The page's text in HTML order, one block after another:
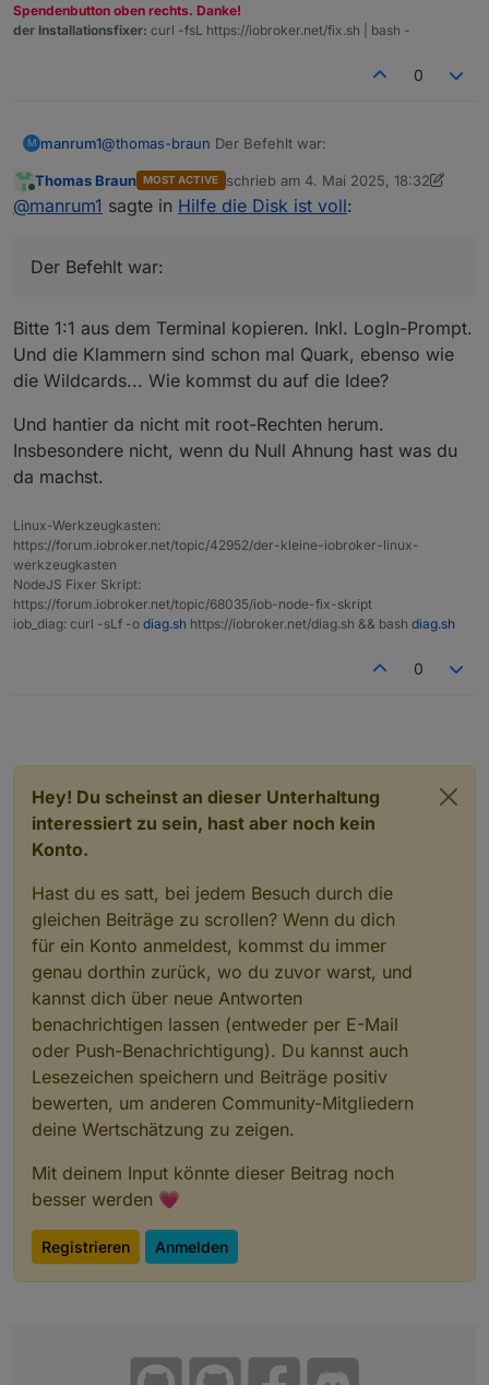
Spendenbutton oben rechts. Danke!
der Installationsfixer: curl -fsL https://iobroker.net/fix.sh | bash -
0
M manrum1@thomas-braun Der Befehlt war:
sudo rm -f *.* (opt/iobroker/backups),
Online
Thomas Braun MOST ACTIVE schrieb am 4. Mai 2025, 18:32
zuletzt editiert von Thomas Braun
@manrum1 sagte in Hilfe die Disk ist voll:
Der Befehlt war:
Bitte 1:1 aus dem Terminal kopieren. Inkl. LogIn-Prompt.
Und die Klammern sind schon mal Quark, ebenso wie
die Wildcards... Wie kommst du auf die Idee?
Und hantier da nicht mit root-Rechten herum.
Insbesondere nicht, wenn du Null Ahnung hast was du
da machst.
Linux-Werkzeugkasten:
https://forum.iobroker.net/topic/42952/der-kleine-iobroker-linux-
werkzeugkasten
NodeJS Fixer Skript:
https://forum.iobroker.net/topic/68035/iob-node-fix-skript
iob_diag: curl -sLf -o diag.sh https://iobroker.net/diag.sh && bash diag.sh
0
Hey! Du scheinst an dieser Unterhaltung
interessiert zu sein, hast aber noch kein
Konto.
Hast du es satt, bei jedem Besuch durch die
gleichen Beiträge zu scrollen? Wenn du dich
für ein Konto anmeldest, kommst du immer
genau dorthin zurück, wo du zuvor warst, und
kannst dich über neue Antworten
benachrichtigen lassen (entweder per E-Mail
oder Push-Benachrichtigung). Du kannst auch
Lesezeichen speichern und Beiträge positiv
bewerten, um anderen Community-Mitgliedern
deine Wertschätzung zu zeigen.
Mit deinem Input könnte dieser Beitrag noch
besser werden 💗
Registrieren Anmelden